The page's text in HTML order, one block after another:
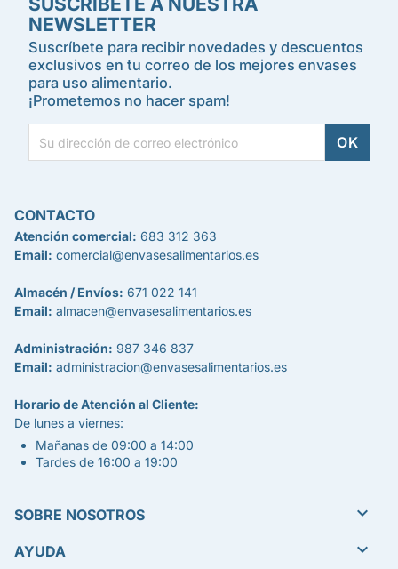
NEWSLETTER
Suscríbete para recibir novedades y descuentos
exclusivos en tu correo de los mejores envases
para uso alimentario.
¡Prometemos no hacer spam!
CONTACTO
Atención comercial: 683 312 363
Email: comercial@envasesalimentarios.es
Almacén / Envíos: 671 022 141
Email: almacen@envasesalimentarios.es
Administración: 987 346 837
Email: administracion@envasesalimentarios.es
Horario de Atención al Cliente:
De lunes a viernes:
Mañanas de 09:00 a 14:00
Tardes de 16:00 a 19:00
SOBRE NOSOTROS 
AYUDA 